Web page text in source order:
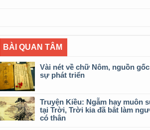
BÀI QUAN TÂM
Vài nét về chữ Nôm, nguồn
sự phát triển
Truyện Kiều: Ngẫm hay muôn
tại Trời, Trời kia đã bắt làm
có thân